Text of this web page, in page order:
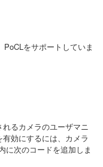
をサポートしていま
るカメラのユーザマニ
効にするには、カメラ
に次のコードを追加しま